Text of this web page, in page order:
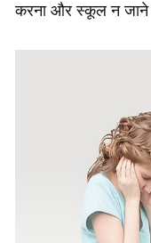
करना और स्कूल न जाने